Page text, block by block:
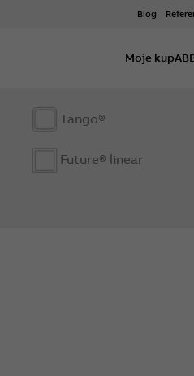
Blog
Moje
Tango®
Future® linear